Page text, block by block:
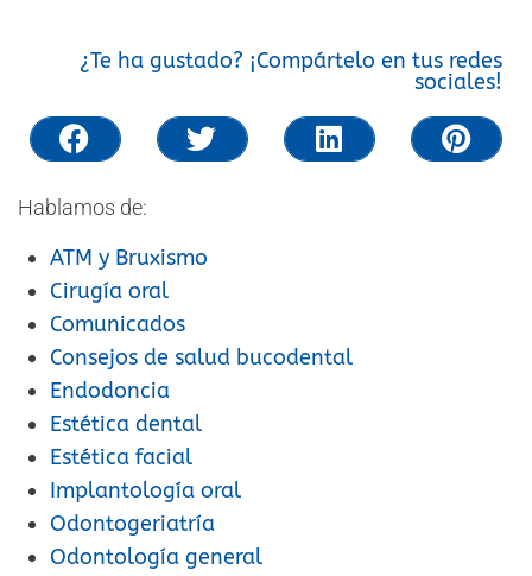
¿Te ha gustado? ¡Compártelo en tus redes
sociales!
Hablamos de:
ATM y Bruxismo
Cirugía oral
Comunicados
Consejos de salud bucodental
Endodoncia
Estética dental
Estética facial
Implantología oral
Odontogeriatría
Odontología general